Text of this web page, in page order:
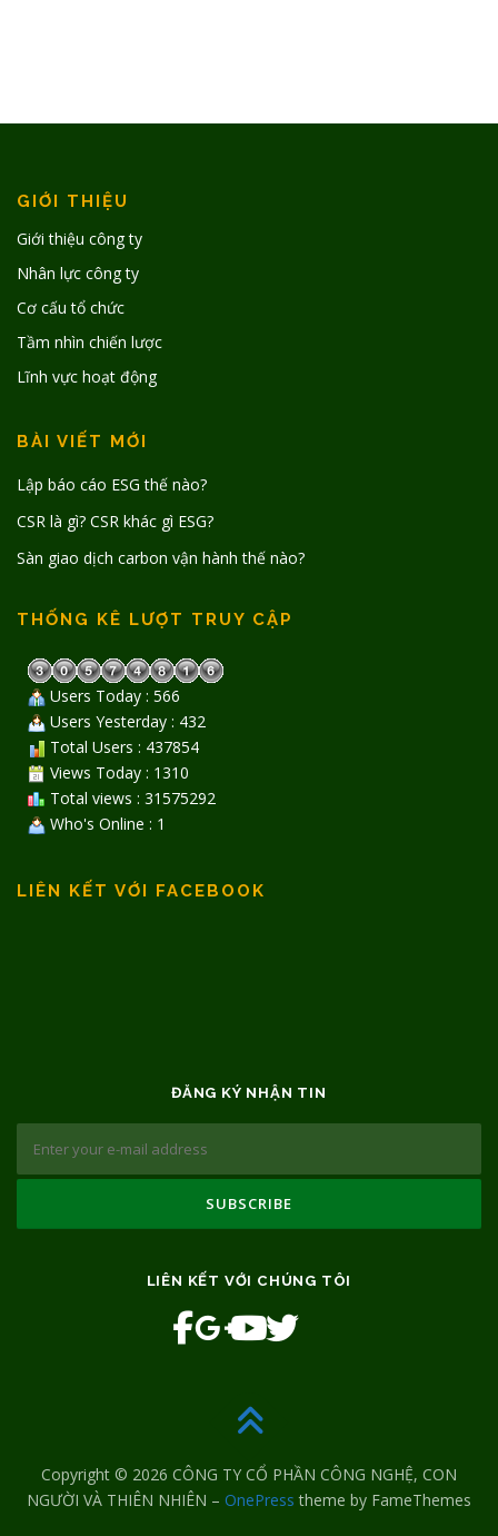
GIỚI THIỆU
Giới thiệu công ty
Nhân lực công ty
Cơ cấu tổ chức
Tầm nhìn chiến lược
Lĩnh vực hoạt động
BÀI VIẾT MỚI
Lập báo cáo ESG thế nào?
CSR là gì? CSR khác gì ESG?
Sàn giao dịch carbon vận hành thế nào?
THỐNG KÊ LƯỢT TRUY CẬP
Users Today : 566
Users Yesterday : 432
Total Users : 437854
Views Today : 1310
Total views : 31575292
Who's Online : 1
LIÊN KẾT VỚI FACEBOOK
ĐĂNG KÝ NHẬN TIN
LIÊN KẾT VỚI CHÚNG TÔI
Copyright © 2026 CÔNG TY CỔ PHẦN CÔNG NGHỆ, CON
NGƯỜI VÀ THIÊN NHIÊN – OnePress theme by FameThemes